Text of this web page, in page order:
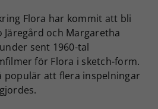
Flora har kommit att bli
Järegård och Margaretha
sent 1960-tal
för Flora i sketch-form.
populär att flera inspelningar